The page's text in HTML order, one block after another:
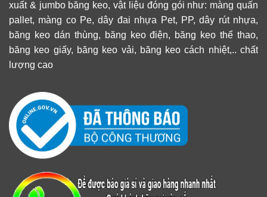
xuất & jumbo băng keo, vật liệu đóng gói như: màng quấn
pallet, màng co Pe, dây đai nhựa Pet, PP, dây rút nhựa,
băng keo dán thùng, băng keo điện, băng keo thể thao,
băng keo giấy, băng keo vải, băng keo cách nhiệt,.. chất
lượng cao